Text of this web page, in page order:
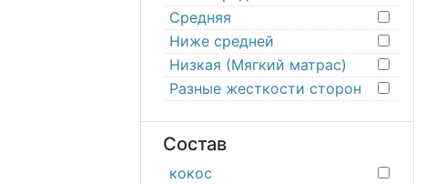
Средняя
Ниже средней
Низкая (Мягкий матрас)
Разные жесткости сторон
Состав
кокос